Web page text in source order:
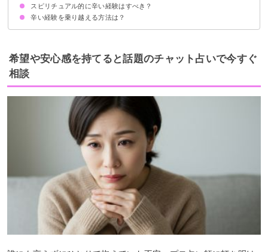
他者への寄り添い方
自分との向き合い方
想定外の出来事への対処法
スピリチュアル的に辛い経験はすべき？
過去世のカルマにより不可避的に経験することも
辛い経験は自分を大きく成長させる
辛い経験を乗り越える方法は？
頼れる他者を見つける
気持ちを紙に書く
趣味に打ち込む
思いっきり笑う
休みを取る
スッキリするまで泣く
希望や安心感を持てると話題のチャット占いで今すぐ
相談